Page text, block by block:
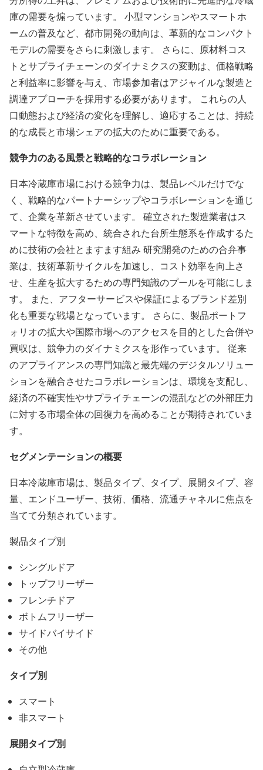
庫の需要を煽っています。 小型マンションやスマートホ
ームの普及など、都市開発の動向は、革新的なコンパクト
モデルの需要をさらに刺激します。 さらに、原材料コス
トとサプライチェーンのダイナミクスの変動は、価格戦略
と利益率に影響を与え、市場参加者はアジャイルな製造と
調達アプローチを採用する必要があります。 これらの人
口動態および経済の変化を理解し、適応することは、持続
的な成長と市場シェアの拡大のために重要である。
競争力のある風景と戦略的なコラボレーション
日本冷蔵庫市場における競争力は、製品レベルだけでな
く、戦略的なパートナーシップやコラボレーションを通じ
て、企業を革新させています。 確立された製造業者はス
マートな特徴を高め、統合された台所生態系を作成するた
めに技術の会社とますます組み 研究開発のための合弁事
業は、技術革新サイクルを加速し、コスト効率を向上さ
せ、生産を拡大するための専門知識のプールを可能にしま
す。 また、アフターサービスや保証によるブランド差別
化も重要な戦場となっています。 さらに、製品ポートフ
ォリオの拡大や国際市場へのアクセスを目的とした合併や
買収は、競争力のダイナミクスを形作っています。 従来
のアプライアンスの専門知識と最先端のデジタルソリュー
ションを融合させたコラボレーションは、環境を支配し、
経済の不確実性やサプライチェーンの混乱などの外部圧力
に対する市場全体の回復力を高めることが期待されていま
す。
セグメンテーションの概要
日本冷蔵庫市場は、製品タイプ、タイプ、展開タイプ、容
量、エンドユーザー、技術、価格、流通チャネルに焦点を
当てて分類されています。
製品タイプ別
シングルドア
トップフリーザー
フレンチドア
ボトムフリーザー
サイドバイサイド
その他
タイプ別
スマート
非スマート
展開タイプ別